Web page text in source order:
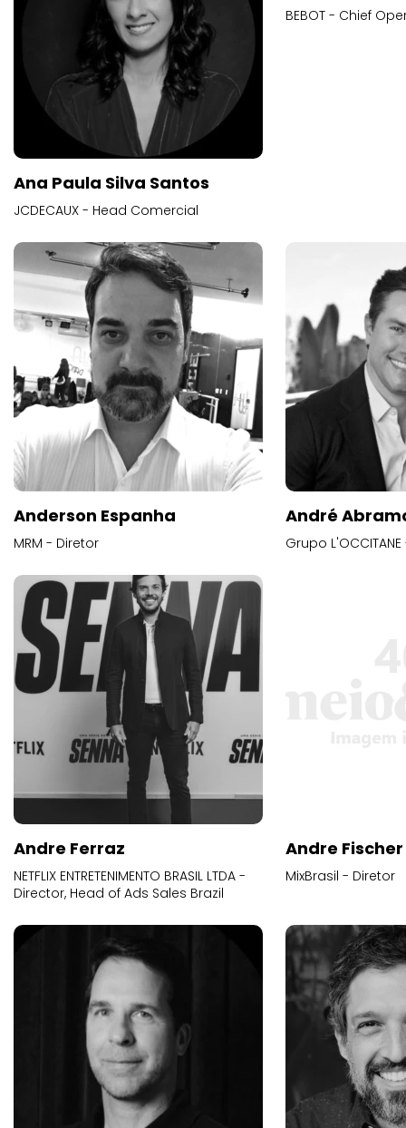
Ana Paula Silva Santos
JCDECAUX - Head Comercial
BEBOT - Chief
Anderson Espanha
MRM - Diretor
André
Grupo
Andre Ferraz
NETFLIX ENTRETENIMENTO BRASIL LTDA -
Director, Head of Ads Sales Brazil
Andre Fischer
MixBrasil - Diretor